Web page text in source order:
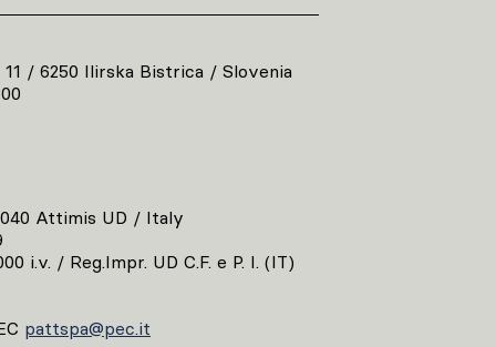
11 / 6250 Ilirska Bistrica / Slovenia
Attimis UD / Italy
i.v. / Reg.Impr. UD C.F. e P. I. (IT)
pattspa@pec.it